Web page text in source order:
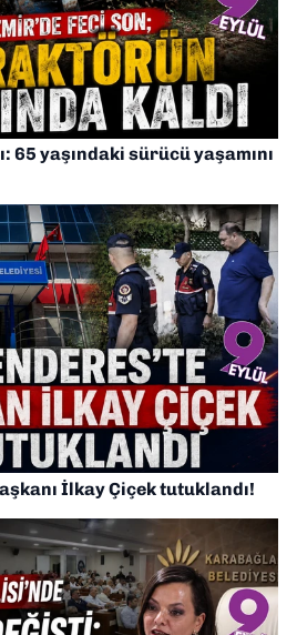
65 yaşındaki sürücü yaşamını
İlkay Çiçek tutuklandı!